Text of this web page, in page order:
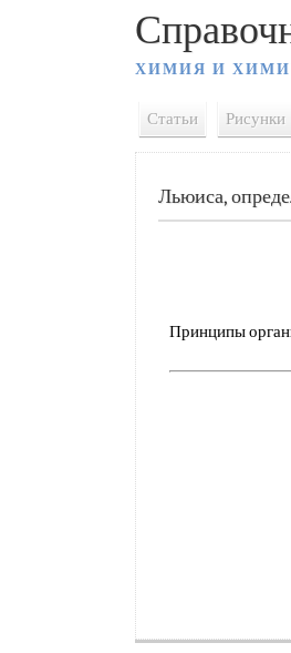
ХИМИЯ И
Статьи Рисунки
Льюиса,
Принципы